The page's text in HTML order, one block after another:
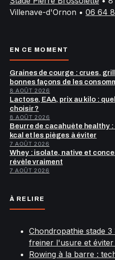
Villenave-d'Ornon • 06 64
EN CE MOMENT
Graines de courge : crues,
bonnes façons de les
8 AOÛT 2026
Lactose, EAA, prix au kilo :
choisir ?
8 AOÛT 2026
Beurre de cacahuète healthy
kcal et les pièges à éviter
7 AOÛT 2026
Whey : isolate, native et
révèle vraiment
7 AOÛT 2026
À RELIRE
Chondropathie stade
freiner l'usure et
Rowing à la barre :